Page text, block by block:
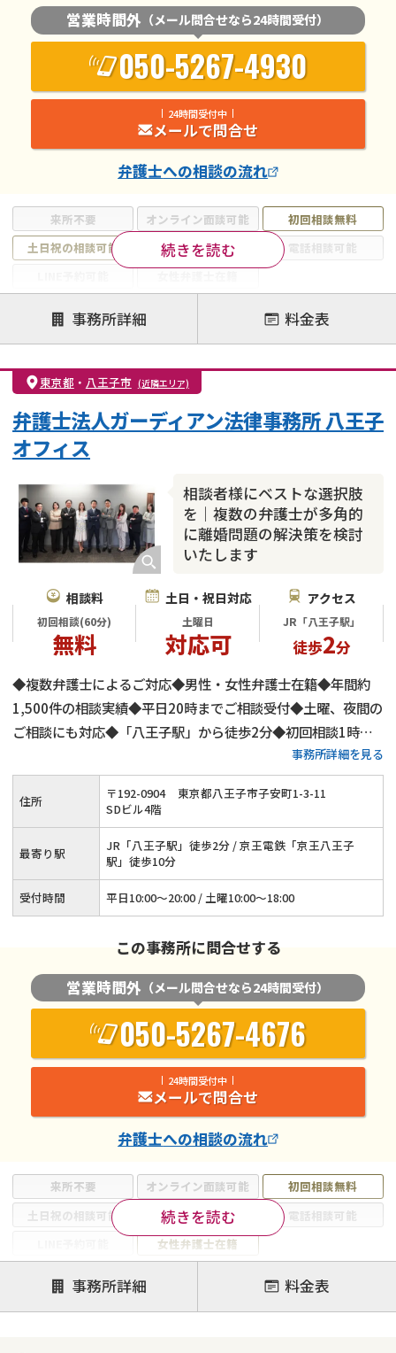
来所不要 オンライン面談可能
初回相談無料
土日祝の相談可能
19時以降電話可能
電話相談可能
注力案件
離婚前相談
離婚調停
離婚裁判
親権・面会交流権
DV
モラハラ
不貞・不倫慰謝料請求
国際離婚
財産分与
内縁の夫婦 熟年離婚
続きを読む
営業時間外 （メール問合せなら24時間受付）
050-5267-4930
24時間受付中
メールで問合せ
弁護士への相談の流れ
事務所詳細 料金表
東京都 ・ 八王子市 (近隣エリア)
相談者様にベストな選択肢
を｜複数の弁護士が多角的
に離婚問題の解決策を検討
いたします
弁護士法人ガーディアン法律事務所 八王子
オフィス
相談料
初回相談(60分)
無料
土日・祝日対応
土曜日
対応可
アクセス
JR「八王子駅」
徒歩2分
◆複数弁護士によるご対応◆男性・女性弁護士在籍◆年間約
1,500件の相談実績◆平日20時までご相談受付◆土曜、夜間の
ご相談にも対応◆「八王子駅」から徒歩2分◆初回相談1時間
無料◆弁護士費用の分割払いにもご対応◆養育費・財産分与・
慰謝料請求をサポート◆代理交渉も承ります
事務所詳細を見る
来所不要 オンライン面談可能
初回相談無料
土日祝の相談可能
19時以降電話可能
電話相談可能
女性弁護士在籍
注力案件
離婚前相談
離婚調停
離婚裁判
続きを読む
住所 〒192-0904
東京都八王子市子安町1-3-11
SDビル4階
最寄り駅
JR「八王子駅」徒歩2分 / 京王電鉄「京王八王子
駅」徒歩10分
受付時間 平日10:00～20:00 / 土曜10:00～18:00
この事務所に問合せする
営業時間外 （メール問合せなら24時間受付）
050-5267-4676
24時間受付中
メールで問合せ
弁護士への相談の流れ
事務所詳細 料金表